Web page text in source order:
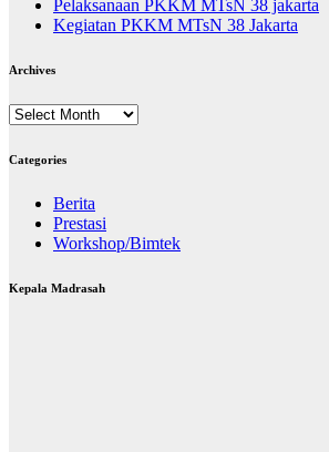
Pelaksanaan PKKM MTsN 38 jakarta
Kegiatan PKKM MTsN 38 Jakarta
Archives
Archives
Categories
Berita
Prestasi
Workshop/Bimtek
Kepala Madrasah